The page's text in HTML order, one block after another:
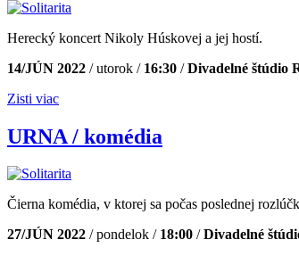
Herecký koncert Nikoly Húskovej a jej hostí.
14/JÚN 2022 / utorok /16:30 /Divadelné štúdio
Zisti viac
URNA / komédia
Čierna komédia, v ktorej sa počas poslednej
27/JÚN 2022 / pondelok /18:00 /Divadelné